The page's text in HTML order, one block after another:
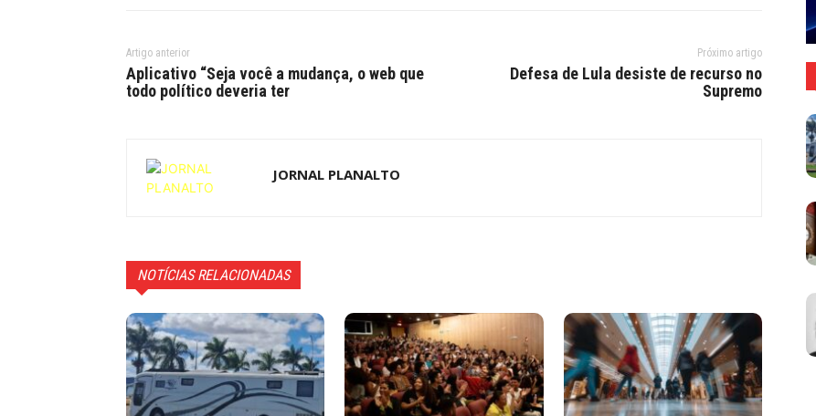
Artigo anterior
Aplicativo “Seja você a mudança, o web que
todo político deveria ter
Próximo artigo
Defesa de Lula desiste de recurso no
Supremo
JORNAL PLANALTO
NOTÍCIAS RELACIONADAS